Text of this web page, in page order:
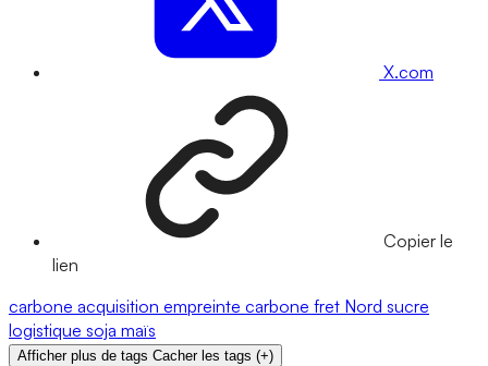
X.com
Copier le
lien
carbone acquisition empreinte carbone fret Nord sucre
logistique soja maïs
Afficher plus de tags Cacher les tags (+)